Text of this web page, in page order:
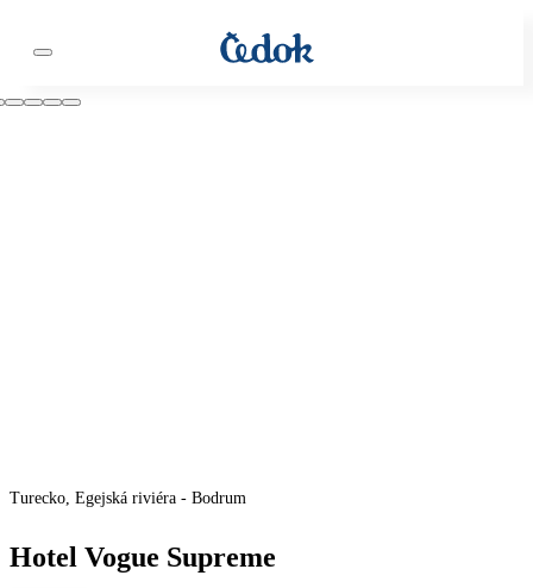
Turecko, Egejská riviéra - Bodrum
Hotel Vogue Supreme